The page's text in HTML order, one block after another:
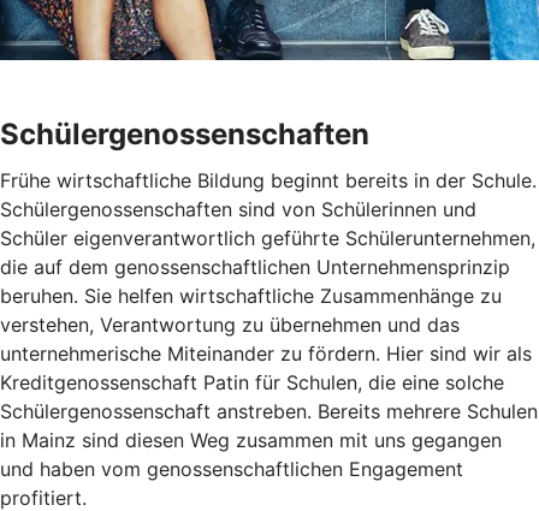
Schülergenossenschaften
Frühe wirtschaftliche Bildung beginnt bereits in der Schule.
Schülergenossenschaften sind von Schülerinnen und
Schüler eigenverantwortlich geführte Schülerunternehmen,
die auf dem genossenschaftlichen Unternehmensprinzip
beruhen. Sie helfen wirtschaftliche Zusammenhänge zu
verstehen, Verantwortung zu übernehmen und das
unternehmerische Miteinander zu fördern. Hier sind wir als
Kreditgenossenschaft Patin für Schulen, die eine solche
Schülergenossenschaft anstreben. Bereits mehrere Schulen
in Mainz sind diesen Weg zusammen mit uns gegangen
und haben vom genossenschaftlichen Engagement
profitiert.